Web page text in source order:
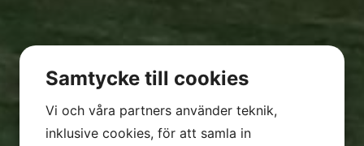
Samtycke till cookies
Vi och våra partners använder teknik,
inklusive cookies, för att samla in